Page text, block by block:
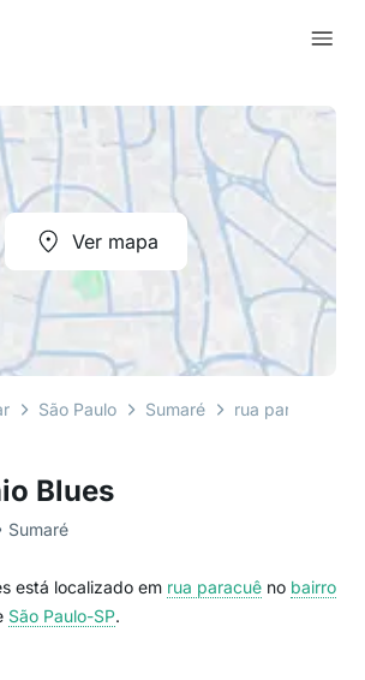
Blues
Sumaré
está localizado em rua paracuê no bairro
São Paulo-SP.
Ver mapa
São Paulo Sumaré rua paracuê